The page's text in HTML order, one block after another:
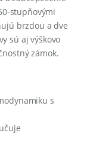
stupňovými
brzdou a dve
sú aj výškovo
zámok.
s